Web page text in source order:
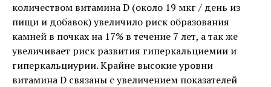
количеством витамина D (около 19 мкг / день из
пищи и добавок) увеличило риск образования
камней в почках на 17% в течение 7 лет, а так же
увеличивает риск развития гиперкальциемии и
гиперкальциурии. Крайне высокие уровни
витамина D связаны с увеличением показателей